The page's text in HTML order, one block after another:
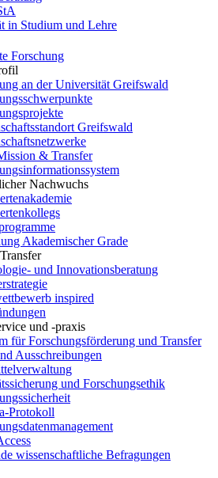
in Studium und Lehre
Forschung
an der Universität Greifswald
Greifswald
& Transfer
Nachwuchs
Akademischer Grade
und Innovationsberatung
inspired
und -praxis
für Forschungsförderung und Transfer
Ausschreibungen
und Forschungsethik
Protokoll
wissenschaftliche Befragungen